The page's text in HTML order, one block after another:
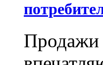
Продажи